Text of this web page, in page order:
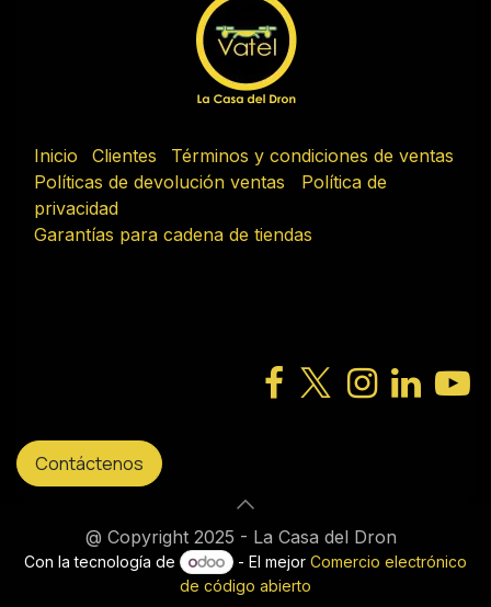
Inicio Clientes
Términos y condiciones de ventas
Políticas de devolución ventas
Política de
privacidad
Garantías para cadena de tiendas
Contáctenos
@ Copyright 2025 - La Casa del Dron
Con la tecnología de - El mejor Comercio electrónico
de código abierto